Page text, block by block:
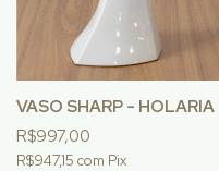
VASO SHARP - HOLARIA
R$997,00
R$947,15 com Pix